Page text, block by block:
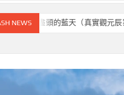
NEWS
路盡頭的藍天（真實觀元辰案例）